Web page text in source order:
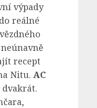
výpady
reálné
recept
Nitu. AC